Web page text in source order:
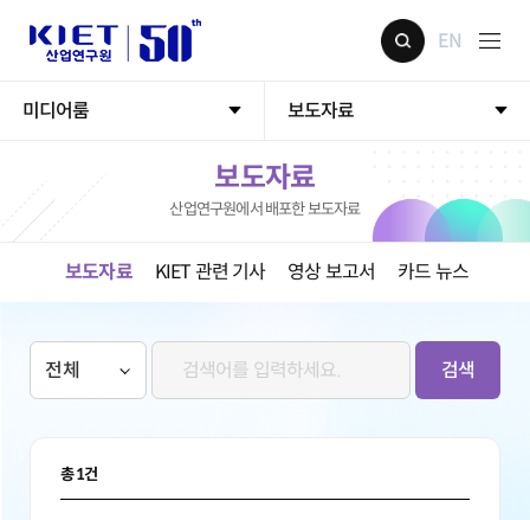
EN
미디어룸 보도자료
보도자료
산업연구원에서 배포한 보도자료
보도자료 KIET 관련 기사 영상 보고서 카드 뉴스
검색
총1건